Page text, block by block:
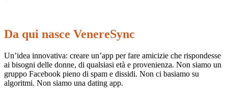
Da qui nasce VenereSync
Un’idea innovativa: creare un’app per fare amicizie che rispondesse
ai bisogni delle donne, di qualsiasi età e provenienza. Non siamo un
gruppo Facebook pieno di spam e dissidi. Non ci basiamo su
algoritmi. Non siamo una dating app.